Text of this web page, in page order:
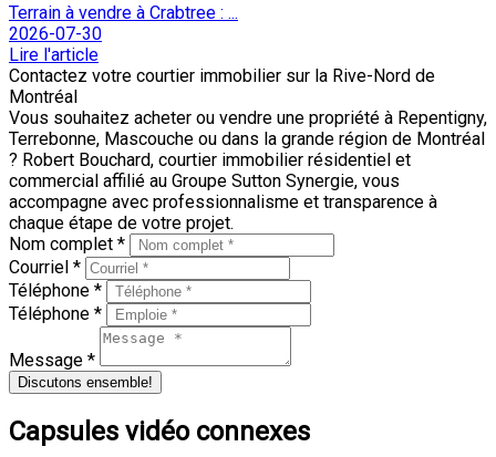
Terrain à vendre à Crabtree : ...
2026-07-30
Lire l'article
Contactez votre courtier immobilier sur la Rive-Nord de
Montréal
Vous souhaitez acheter ou vendre une propriété à Repentigny,
Terrebonne, Mascouche ou dans la grande région de Montréal
? Robert Bouchard, courtier immobilier résidentiel et
commercial affilié au Groupe Sutton Synergie, vous
accompagne avec professionnalisme et transparence à
chaque étape de votre projet.
Nom complet *
Courriel *
Téléphone *
Téléphone *
Message *
Discutons ensemble!
Capsules vidéo connexes